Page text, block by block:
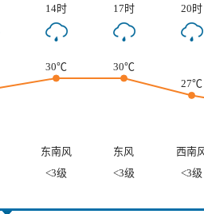
14时 17时 20时
30℃
30℃
27℃
东南风 东风
西南
<3级 <3级 <3级